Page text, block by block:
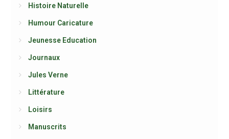
Histoire Naturelle
Humour Caricature
Jeunesse Education
Journaux
Jules Verne
Littérature
Loisirs
Manuscrits